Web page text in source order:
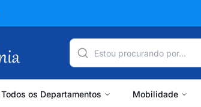
Todos os Departamentos Mobilidade